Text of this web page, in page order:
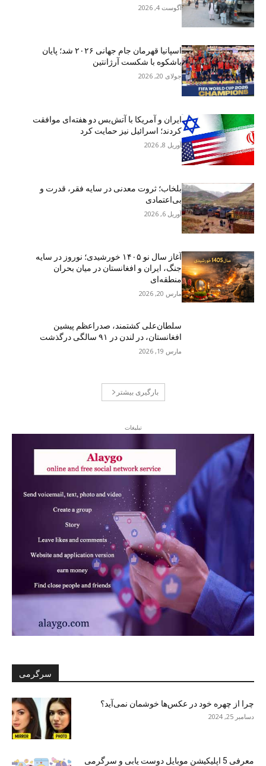
آگوست 4, 2026
اسپانیا قهرمان جام جهانی ۲۰۲۶ شد؛ پایان
باشکوه با شکست آرژانتین
جولای 20, 2026
ایران و آمریکا با آتش‌بس دو هفته‌ای موافقت
کردند؛ اسرائیل نیز حمایت کرد
آوریل 8, 2026
بلخاب؛ ثروت معدنی در سایه فقر، قدرت و
بی‌اعتمادی
آوریل 6, 2026
آغاز سال نو ۱۴۰۵ خورشیدی؛ نوروز در سایه
جنگ، ایران و افغانستان در میان بحران
منطقه‌ای
مارس 20, 2026
سلطان‌علی کشتمند، صدراعظم پیشین
افغانستان، در لندن در ۹۱ سالگی درگذشت
مارس 19, 2026
بارگیری بیشتر
تبلیغات
سرگرمی
چرا از چهره خود در عکس‌ها خوشمان نمی‌آید؟
دسامبر 25, 2024
معرفی 5 اپلیکیشن موبایل دوست یابی و سرگرمی